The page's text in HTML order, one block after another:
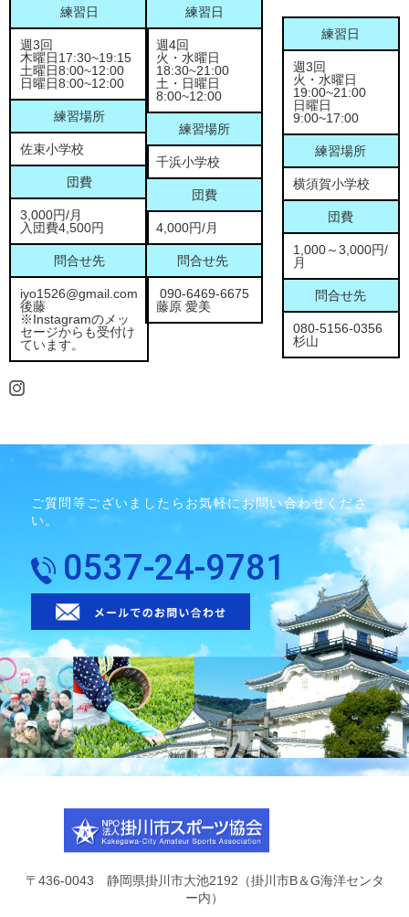
練習日
週3回
木曜日17:30~19:15
土曜日8:00~12:00
日曜日8:00~12:00
練習場所
佐束小学校
団費
3,000円/月
入団費4,500円
問合せ先
iyo1526@gmail.com
後藤
※Instagramのメッ
セージからも受付け
ています。
練習日
週4回
火・水曜日
18:30~21:00
土・日曜日
8:00~12:00
練習場所
千浜小学校
団費
4,000円/月
問合せ先
090-6469-6675
藤原 愛美
練習日
週3回
火・水曜日
19:00~21:00
日曜日
9:00~17:00
練習場所
横須賀小学校
団費
1,000～3,000円/
月
問合せ先
080-5156-0356
杉山
ご質問等ございましたらお気軽にお問い合わせくださ
い。
0537-24-9781
〒436-0043 静岡県掛川市大池2192（掛川市B＆G海洋センタ
ー内）